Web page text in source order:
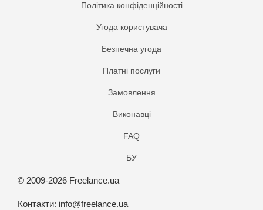
Політика конфіденційності
Угода користувача
Безпечна угода
Платнi послуги
Замовлення
Виконавці
FAQ
БУ
© 2009-2026 Freelance.ua
Контакти: info@freelance.ua